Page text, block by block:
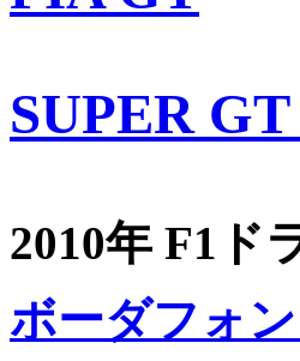
SUPER
2010年 F1ド
ボーダフォ